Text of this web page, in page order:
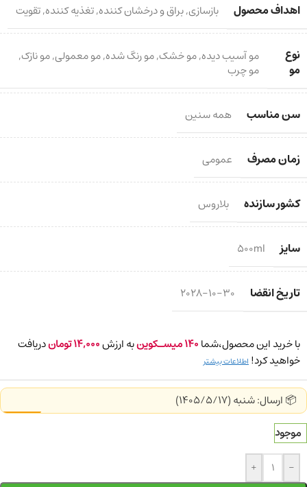
اهداف محصول بازسازی,براق و درخشان کننده,تغذیه کننده,تقویت
نوع
مو
مو آسیب دیده,مو خشک,مو رنگ شده,مو معمولی,مو نازک,
مو چرب
سن مناسب همه سنین
زمان مصرف عمومی
کشور سازنده بلاروس
سایز 500ml
تاریخ انقضا 2028-10-30
با خرید این محصول،شما140میسـکوینبه ارزش14,000توماندریافت
خواهید کرد! اطلاعات بیشتر
📦 ارسال: شنبه (1405/5/17)
موجود
-
+